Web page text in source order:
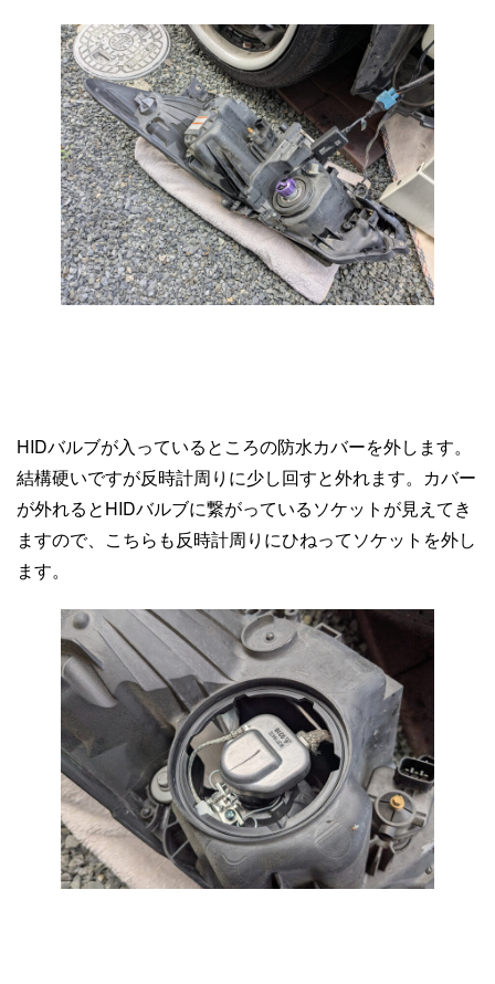
HIDバルブが入っているところの防水カバーを外します。
結構硬いですが反時計周りに少し回すと外れます。カバー
が外れるとHIDバルブに繋がっているソケットが見えてき
ますので、こちらも反時計周りにひねってソケットを外し
ます。